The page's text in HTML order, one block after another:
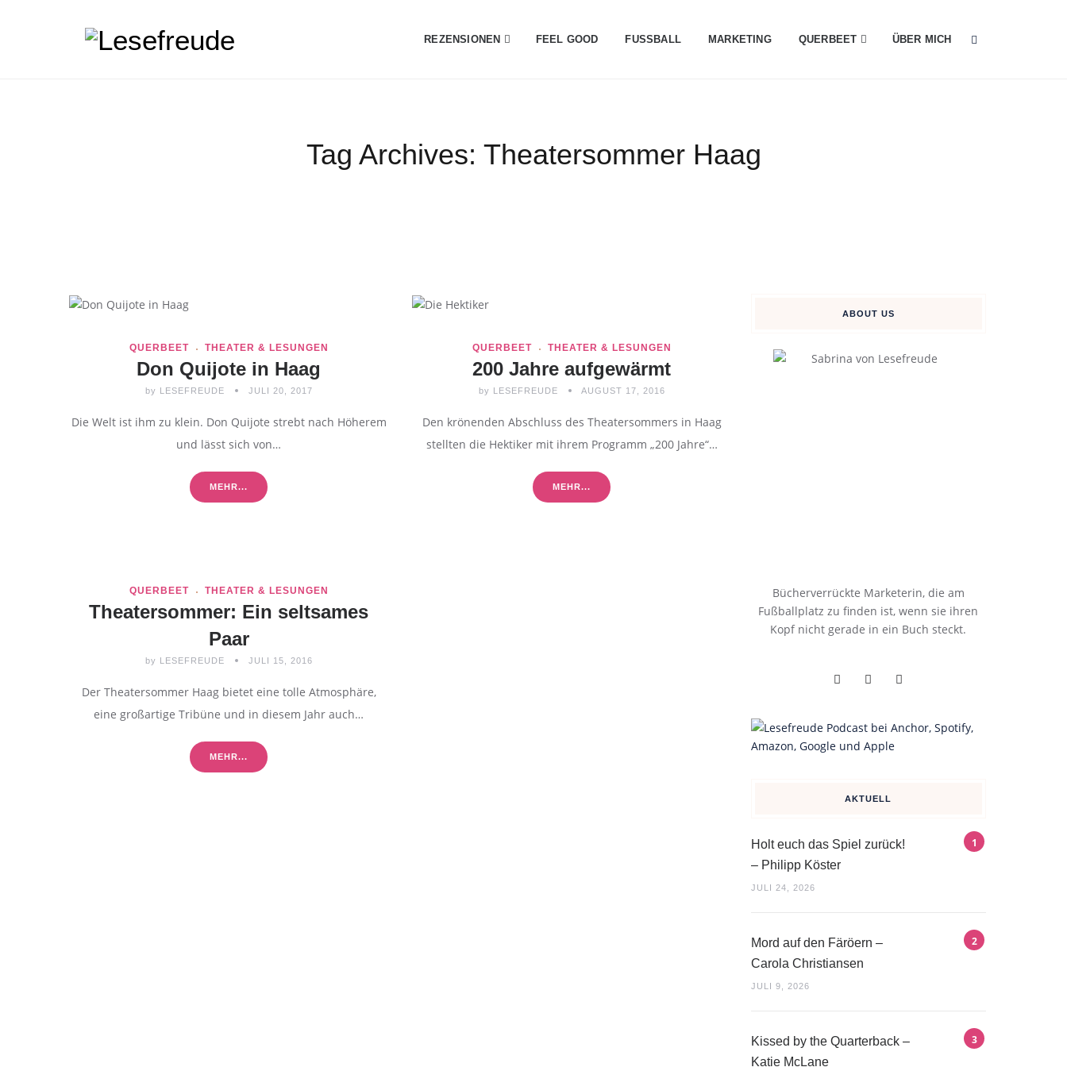
REZENSIONEN FEEL GOOD FUSSBALL MARKETING QUERBEET ÜBER MICH
Tag Archives: Theatersommer Haag
QUERBEET THEATER & LESUNGEN
Don Quijote in Haag
by LESEFREUDE JULI 20, 2017
Die Welt ist ihm zu klein. Don Quijote strebt nach Höherem
und lässt sich von…
MEHR...
QUERBEET THEATER & LESUNGEN
200 Jahre aufgewärmt
by LESEFREUDE AUGUST 17, 2016
Den krönenden Abschluss des Theatersommers in Haag
stellten die Hektiker mit ihrem Programm „200 Jahre“…
MEHR...
QUERBEET THEATER & LESUNGEN
Theatersommer: Ein seltsames
Paar
by LESEFREUDE JULI 15, 2016
Der Theatersommer Haag bietet eine tolle Atmosphäre,
eine großartige Tribüne und in diesem Jahr auch…
MEHR...
ABOUT US
Bücherverrückte Marketerin, die am
Fußballplatz zu finden ist, wenn sie ihren
Kopf nicht gerade in ein Buch steckt.
AKTUELL
Holt euch das Spiel zurück!
– Philipp Köster
JULI 24, 2026
Mord auf den Färöern –
Carola Christiansen
JULI 9, 2026
Kissed by the Quarterback –
Katie McLane